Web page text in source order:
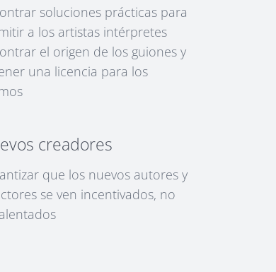
soluciones prácticas para
a los artistas intérpretes
el origen de los guiones y
una licencia para los
creadores
que los nuevos autores y
se ven incentivados, no